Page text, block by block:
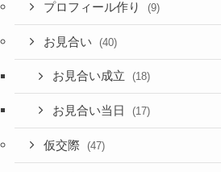
プロフィール作り (9)
お見合い (40)
お見合い成立 (18)
お見合い当日 (17)
仮交際 (47)